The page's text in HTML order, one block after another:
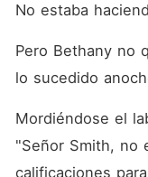
No estaba
Pero Bethany no
lo sucedido
Mordiéndose el
"Señor Smith, no
calificaciones